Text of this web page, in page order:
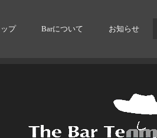
ップ Barについて お知らせ